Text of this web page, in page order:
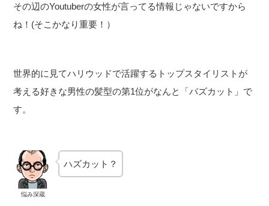
その辺のYoutuberの女性が言ってる情報じゃないですから
ね！(そこかなり重要！）
世界的に見てハリウッドで活躍するトップスタイリストが
考える好きな男性の髪型の第1位がなんと「バズカット」で
す。
悩み深蔵
ハズカット？